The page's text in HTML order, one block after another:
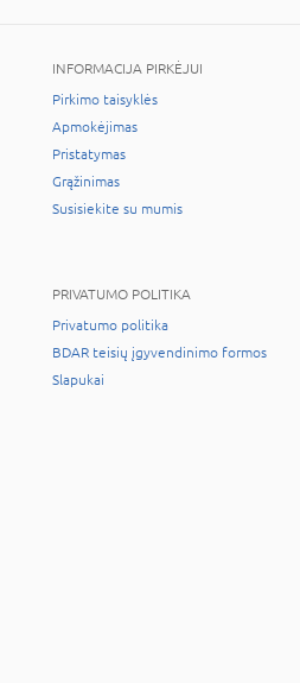
INFORMACIJA PIRKĖJUI
Pirkimo taisyklės
Apmokėjimas
Pristatymas
Grąžinimas
Susisiekite su mumis
PRIVATUMO POLITIKA
Privatumo politika
BDAR teisių įgyvendinimo formos
Slapukai